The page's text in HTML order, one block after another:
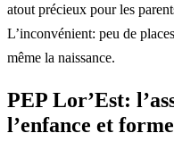
atout précieux pour les
L’inconvénient: peu de
même la naissance.
PEP Lor’Est:
l’enfance et